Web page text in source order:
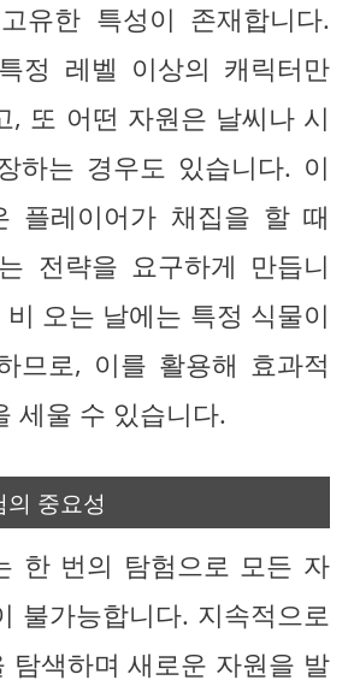
유한 특성이 존재합니다.
정 레벨 이상의 캐릭터만
, 또 어떤 자원은 날씨나 시
하는 경우도 있습니다. 이
플레이어가 채집을 할 때
전략을 요구하게 만듭니
오는 날에는 특정 식물이
므로, 이를 활용해 효과적
세울 수 있습니다.
중요성
한 번의 탐험으로 모든 자
불가능합니다. 지속적으로
탐색하며 새로운 자원을 발